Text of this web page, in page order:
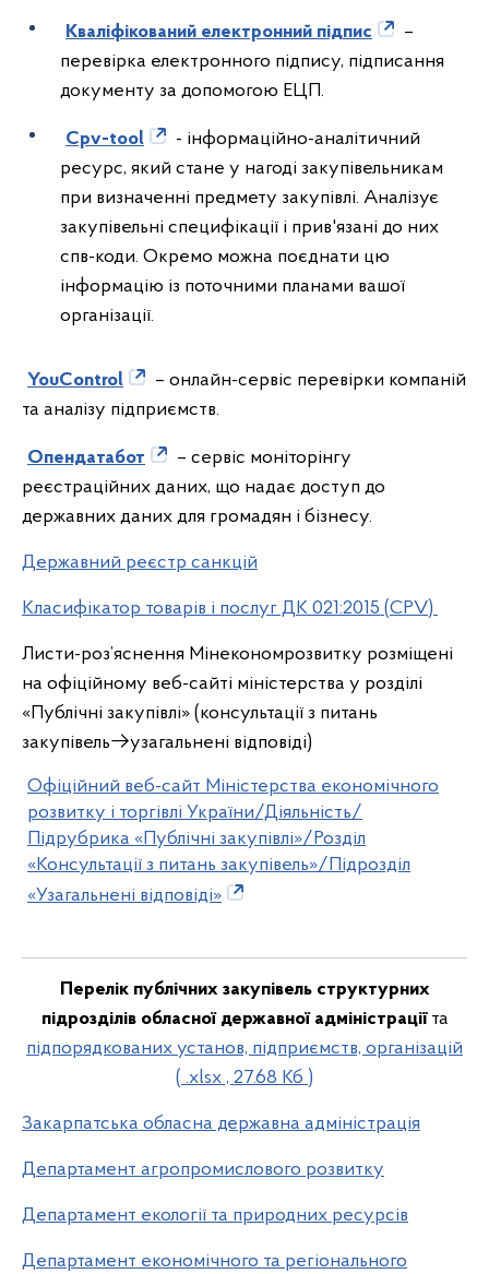
Кваліфікований електронний підпис
–
перевірка електронного підпису, підписання
документу за допомогою ЕЦП.
Cpv-tool
- інформаційно-аналітичний
ресурс, який стане у нагоді закупівельникам
при визначенні предмету закупівлі. Аналізує
закупівельні специфікації і прив'язані до них
спв-коди. Окремо можна поєднати цю
інформацію із поточними планами вашої
організації.
YouControl
– онлайн-сервіс перевірки компаній
та аналізу підприємств.
Опендатабот
– сервіс моніторінгу
реєстраційних даних, що надає доступ до
державних даних для громадян і бізнесу.
Державний реєстр санкцій
Класифікатор товарів і послуг ДК 021:2015 (CPV)
Листи-роз’яснення Мінекономрозвитку розміщені
на офіційному веб-сайті міністерства у розділі
«Публічні закупівлі» (консультації з питань
закупівель→узагальнені відповіді)
Офіційний веб-сайт Міністерства економічного
розвитку і торгівлі України/Діяльність/
Підрубрика «Публічні закупівлі»/Розділ
«Консультації з питань закупівель»/Підрозділ
«Узагальнені відповіді»
Перелік публічних закупівель структурних
підрозділів обласної державної адміністраціїта
підпорядкованих установ, підприємств, організацій
( .xlsx , 27.68 Кб )
Закарпатська обласна державна адміністрація
Департамент агропромислового розвитку
Департамент екології та природних ресурсів
Департамент економічного та регіонального